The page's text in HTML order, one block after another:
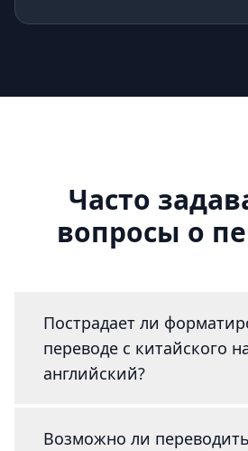
Часто
вопросы о
Пострадает ли
переводе с китайского
английский?
Возможно ли